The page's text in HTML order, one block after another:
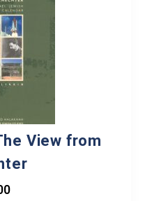
View from